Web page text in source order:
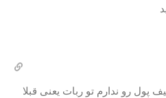
پول رو ندارم تو ربات یعنی قبلا